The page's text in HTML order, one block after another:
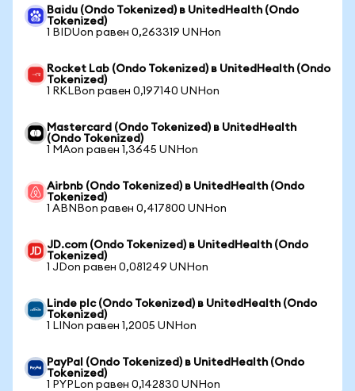
Baidu (Ondo Tokenized) в UnitedHealth (Ondo
Tokenized)
1 BIDUon равен 0,263319 UNHon
Rocket Lab (Ondo Tokenized) в UnitedHealth (Ondo
Tokenized)
1 RKLBon равен 0,197140 UNHon
Mastercard (Ondo Tokenized) в UnitedHealth
(Ondo Tokenized)
1 MAon равен 1,3645 UNHon
Airbnb (Ondo Tokenized) в UnitedHealth (Ondo
Tokenized)
1 ABNBon равен 0,417800 UNHon
JD.com (Ondo Tokenized) в UnitedHealth (Ondo
Tokenized)
1 JDon равен 0,081249 UNHon
Linde plc (Ondo Tokenized) в UnitedHealth (Ondo
Tokenized)
1 LINon равен 1,2005 UNHon
PayPal (Ondo Tokenized) в UnitedHealth (Ondo
Tokenized)
1 PYPLon равен 0,142830 UNHon